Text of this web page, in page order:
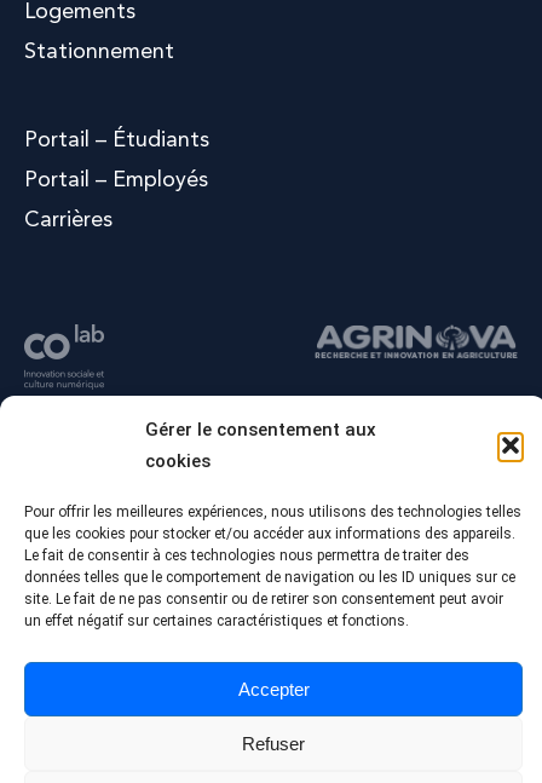
Gérer le consentement aux
cookies
Pour offrir les meilleures expériences, nous utilisons des technologies telles
que les cookies pour stocker et/ou accéder aux informations des appareils.
Le fait de consentir à ces technologies nous permettra de traiter des
données telles que le comportement de navigation ou les ID uniques sur ce
site. Le fait de ne pas consentir ou de retirer son consentement peut avoir
un effet négatif sur certaines caractéristiques et fonctions.
Accepter
Refuser
Logements
Stationnement
Portail – Étudiants
Portail – Employés
Carrières
© Tous droits réservés - Collège Alma
Politique de confidentialité